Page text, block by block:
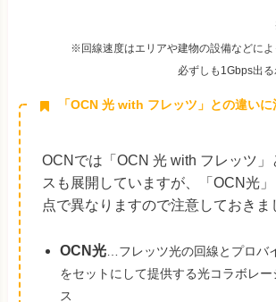
※回線速度はエリアや建物の設備などによ
必ずしも1Gbps出る
「OCN 光 with フレッツ」との違いに
OCNでは「OCN 光 with フレッツ」
スも展開していますが、「OCN光
点で異なりますので注意しておきま
OCN光 …フレッツ光の回線とプロバ
をセットにして提供する光コラボレ
ス